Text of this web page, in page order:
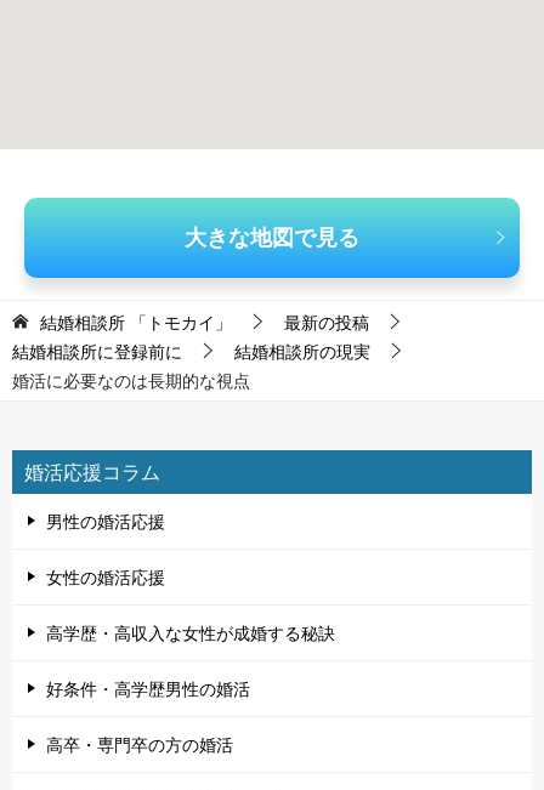
大きな地図で見る
結婚相談所 「トモカイ」
最新の投稿
結婚相談所に登録前に
結婚相談所の現実
婚活に必要なのは長期的な視点
婚活応援コラム
男性の婚活応援
女性の婚活応援
高学歴・高収入な女性が成婚する秘訣
好条件・高学歴男性の婚活
高卒・専門卒の方の婚活